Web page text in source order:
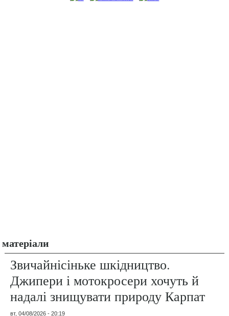
матеріали
Звичайнісіньке шкідництво.
Джипери і мотокросери хочуть й
надалі знищувати природу Карпат
вт, 04/08/2026 - 20:19